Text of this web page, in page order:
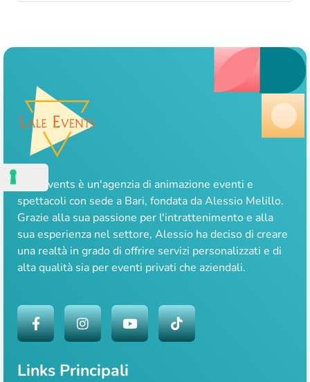
Lale Events è un'agenzia di animazione eventi e
spettacoli con sede a Bari, fondata da Alessio Melillo.
Grazie alla sua passione per l'intrattenimento e alla
sua esperienza nel settore, Alessio ha deciso di creare
una realtà in grado di offrire servizi personalizzati e di
alta qualità sia per eventi privati che aziendali.
Links Principali